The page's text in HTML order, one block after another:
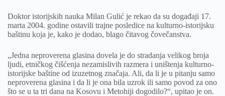
Doktor istorijskih nauka Milan Gulić je rekao da su događaji 17.
marta 2004. godine ostavili trajne posledice na kulturno-istorijsku
baštinu koja je, kako je dodao, blago čitavog čovečanstva.
„Jedna neproverena glasina dovela je do stradanja velikog broja
ljudi, etničkog čišćenja nezamislivih razmera i uništenja kulturno-
istorijske baštine od izuzetnog značaja. Ali, da li je u pitanju samo
neproverena glasina i da li je ona bila uzrok ili samo povod za ono
što se u ta tri dana na Kosovu i Metohiji dogodilo?“, upitao je on.